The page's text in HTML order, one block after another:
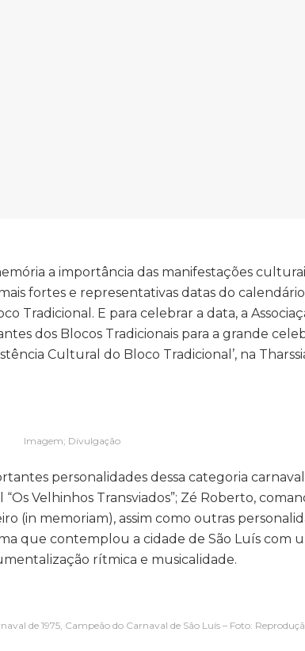
a importância das manifestações
fortes e representativas datas do
Tradicional. E para celebrar a data, a
dos Blocos Tradicionais para a grande
Cultural do Bloco Tradicional’, na
Imagem; Divulgação
personalidades dessa categoria
Velhinhos Transviados”; Zé Roberto,
(in memoriam), assim como outras
que contemplou a cidade de São Luís com
rítmica e musicalidade.
de 1975, Campeão do Carnaval de São Luís – Foto: